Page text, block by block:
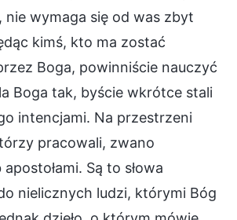
nie wymaga się od was zbyt
kimś, kto ma zostać
Boga, powinniście nauczyć
Boga tak, byście wkrótce stali
intencjami. Na przestrzeni
pracowali, zwano
Są to słowa
nielicznych ludzi, którymi Bóg